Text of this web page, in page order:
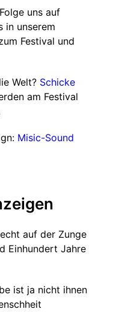
uns auf
in unserem
Festival und
Welt? Schicke
am Festival
Misic-Sound
auf der Zunge
Einhundert Jahre
ist ja nicht ihnen